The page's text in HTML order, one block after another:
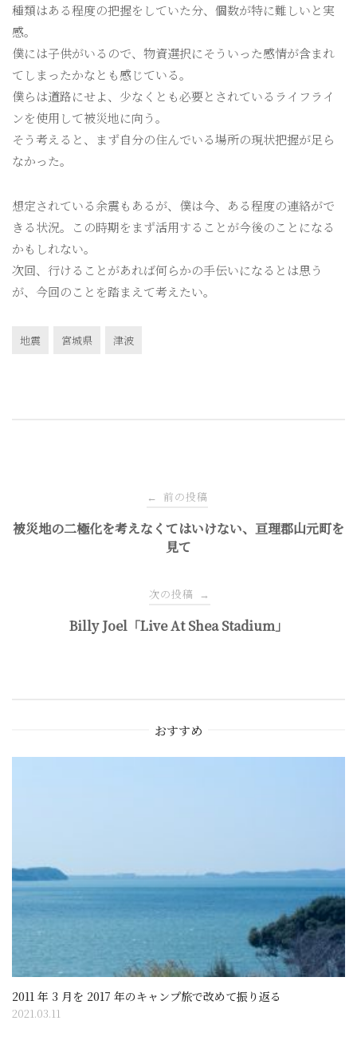
種類はある程度の把握をしていた分、個数が特に難しいと実
感。
僕には子供がいるので、物資選択にそういった感情が含まれ
てしまったかなとも感じている。
僕らは道路にせよ、少なくとも必要とされているライフライ
ンを使用して被災地に向う。
そう考えると、まず自分の住んでいる場所の現状把握が足ら
なかった。
想定されている余震もあるが、僕は今、ある程度の連絡がで
きる状況。この時期をまず活用することが今後のことになる
かもしれない。
次回、行けることがあれば何らかの手伝いになるとは思う
が、今回のことを踏まえて考えたい。
地震 宮城県 津波
稿
← 前の投稿
被災地の二極化を考えなくてはいけない、亘理郡山元町を
見て
次の投稿 →
Billy Joel「Live At Shea Stadium」
おすすめ
2011 年 3 月を 2017 年のキャンプ旅で改めて振り返る
2021.03.11